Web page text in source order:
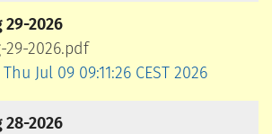
2026
2026.pdf
Thu Jul 09 09:11:26 CEST 2026
2026